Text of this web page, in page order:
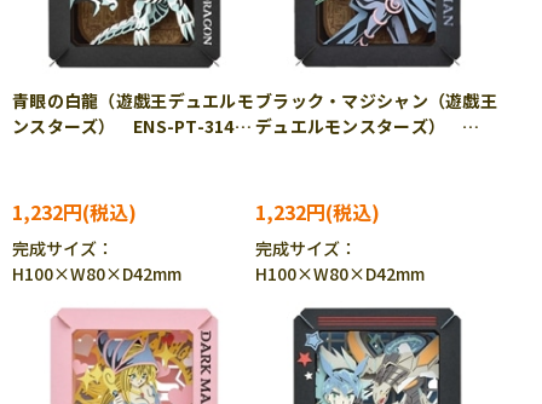
青眼の白龍（遊戯王デュエルモ
ンスターズ） ENS-PT-314
1,232円
完成サイズ：
H100×W80×D42mm
ブラック・マジシャン（遊戯王
デュエルモンスターズ）
1,232円
完成サイズ：
H100×W80×D42mm